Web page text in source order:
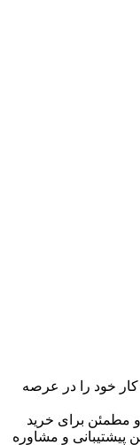
فروشگاه اینترنتی لایموند از سال 1398 کار خود را در عرصه
مطمئن برای خرید
پیشتیبانی و مشاوره